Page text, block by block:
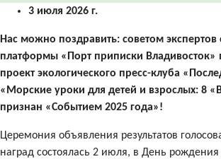
3 июля 2026 г.
Нас можно поздравить: советом
платформы «Порт приписки Владивосток»
проект экологического пресс-клуба
«Морские уроки для детей и взрослых: 8
признан «Событием 2025 года»!
Церемония объявления результатов
наград состоялась 2 июля, в День рождения